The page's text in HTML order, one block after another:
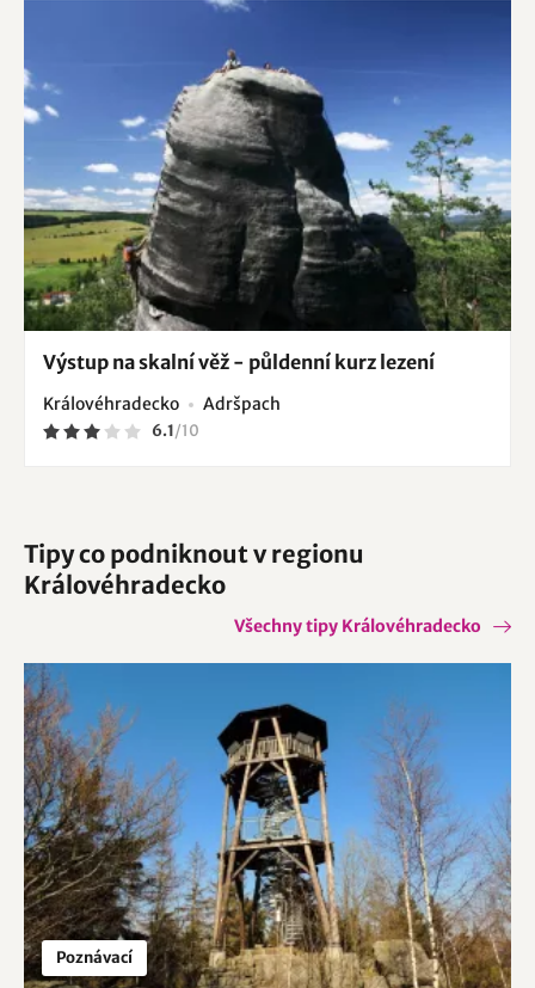
Výstup na skalní věž - půldenní kurz lezení
Královéhradecko Adršpach
6.1/10
Tipy co podniknout v regionu
Královéhradecko
Všechny tipy Královéhradecko
Poznávací